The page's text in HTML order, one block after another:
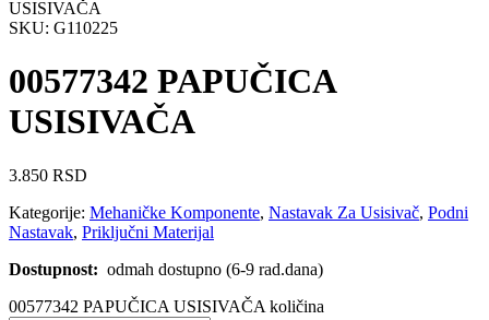
USISIVAČA
SKU: G110225
00577342 PAPUČICA
USISIVAČA
3.850 RSD
Kategorije: Mehaničke Komponente, Nastavak Za Usisivač, Podni
Nastavak, Priključni Materijal
Dostupnost: odmah dostupno (6-9 rad.dana)
00577342 PAPUČICA USISIVAČA količina